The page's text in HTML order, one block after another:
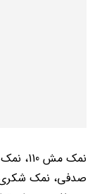
صدفی، نمک